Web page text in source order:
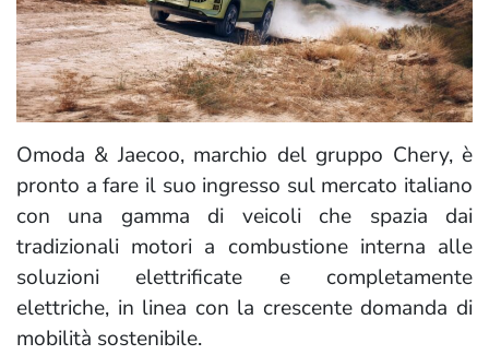
Omoda & Jaecoo, marchio del gruppo Chery, è
pronto a fare il suo ingresso sul mercato italiano
con una gamma di veicoli che spazia dai
tradizionali motori a combustione interna alle
soluzioni elettrificate e completamente
elettriche, in linea con la crescente domanda di
mobilità sostenibile.